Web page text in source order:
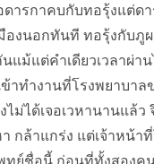
ดารกาคบกับทอรุ้งแต่ด
องนอกทันที ทอรุ้งกับภู
แม้แต่คำเดียวเวลาผ่าน
าทำงานที่โรงพยาบา
ไม่ได้เจอเวหานานแล้
กล้าแกร่ง แต่เจ้าหน้า